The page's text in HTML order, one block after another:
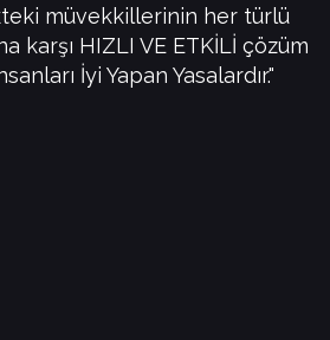
müvekkillerinin her türlü
karşı HIZLI VE ETKİLİ çözüm
İyi Yapan Yasalardır."